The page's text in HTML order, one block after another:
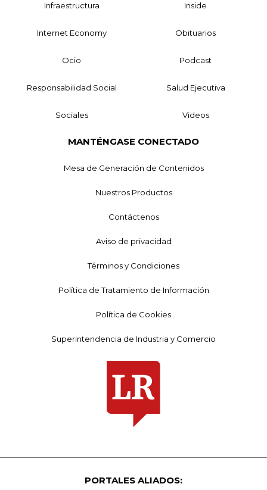
Infraestructura Inside
Internet Economy Obituarios
Ocio Podcast
Responsabilidad Social Salud Ejecutiva
Sociales Videos
MANTÉNGASE CONECTADO
Mesa de Generación de Contenidos
Nuestros Productos
Contáctenos
Aviso de privacidad
Términos y Condiciones
Política de Tratamiento de Información
Política de Cookies
Superintendencia de Industria y Comercio
PORTALES ALIADOS: